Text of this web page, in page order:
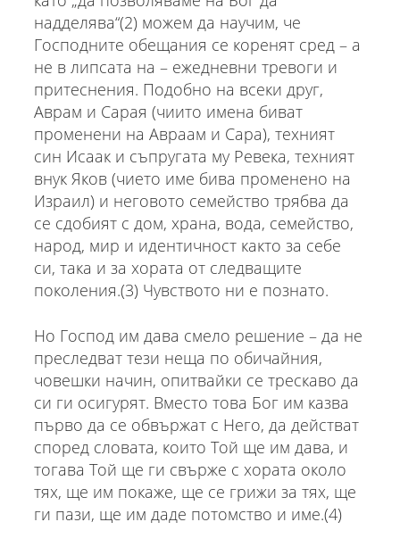
надделява“(2) можем да научим, че
Господните обещания се коренят сред – а
не в липсата на – ежедневни тревоги и
притеснения. Подобно на всеки друг,
Аврам и Сарая (чиито имена биват
променени на Авраам и Сара), техният
син Исаак и съпругата му Ревека, техният
внук Яков (чието име бива променено на
Израил) и неговото семейство трябва да
се сдобият с дом, храна, вода, семейство,
народ, мир и идентичност както за себе
си, така и за хората от следващите
поколения.(3) Чувството ни е познато.
Но Господ им дава смело решение – да не
преследват тези неща по обичайния,
човешки начин, опитвайки се трескаво да
си ги осигурят. Вместо това Бог им казва
първо да се обвържат с Него, да действат
според словата, които Той ще им дава, и
тогава Той ще ги свърже с хората около
тях, ще им покаже, ще се грижи за тях, ще
ги пази, ще им даде потомство и име.(4)